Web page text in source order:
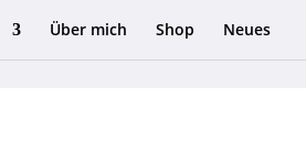
Über mich Shop Neues